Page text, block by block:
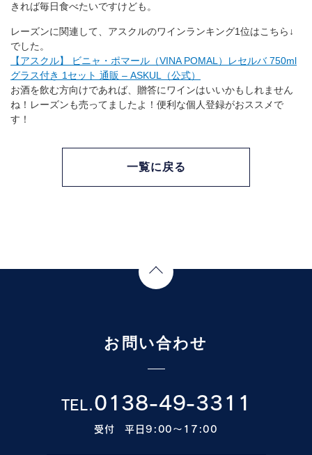
きれば毎日食べたいですけども。
レーズンに関連して、アスクルのワインランキング1位はこちら↓
でした。
【アスクル】 ビニャ・ポマール（VINA POMAL）レセルバ 750ml
グラス付き 1セット 通販 – ASKUL（公式）
お酒を飲む方向けであれば、贈答にワインはいいかもしれません
ね！レーズンも売ってましたよ！便利な個人登録がおススメで
す！
一覧に戻る
お問い合わせ
TEL.0138-49-3311
受付 平日9:00〜17:00